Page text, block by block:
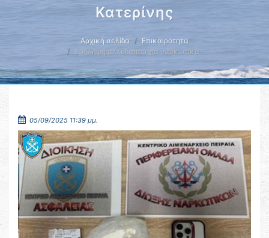
Κατερίνης
Αρχική σελίδα
Επικαιρότητα
Σύλληψη αλλοδαπού για ναρκωτικά …
05/09/2025 11:39 μμ.